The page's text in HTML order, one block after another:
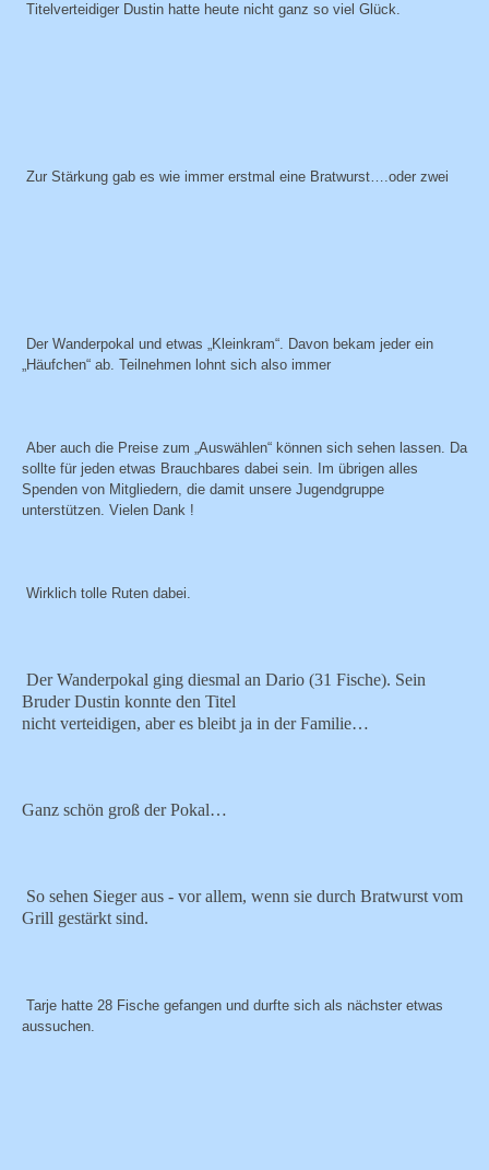
Titelverteidiger Dustin hatte heute nicht ganz so viel Glück.
Zur Stärkung gab es wie immer erstmal eine Bratwurst….oder zwei
Der Wanderpokal und etwas „Kleinkram“. Davon bekam jeder ein
„Häufchen“ ab. Teilnehmen lohnt sich also immer
Aber auch die Preise zum „Auswählen“ können sich sehen lassen. Da
sollte für jeden etwas Brauchbares dabei sein. Im übrigen alles
Spenden von Mitgliedern, die damit unsere Jugendgruppe
unterstützen. Vielen Dank !
Wirklich tolle Ruten dabei.
Der Wanderpokal ging diesmal an Dario (31 Fische). Sein
Bruder Dustin konnte den Titel
nicht verteidigen, aber es bleibt ja in der Familie…
Ganz schön groß der Pokal…
So sehen Sieger aus - vor allem, wenn sie durch Bratwurst vom
Grill gestärkt sind.
Tarje hatte 28 Fische gefangen und durfte sich als nächster etwas
aussuchen.